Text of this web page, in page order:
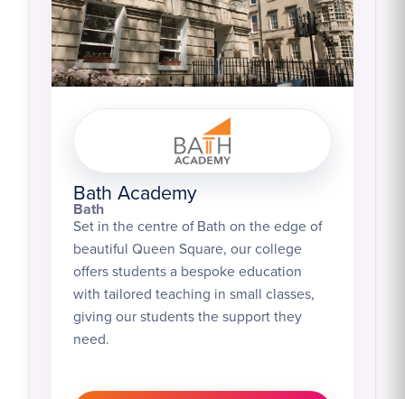
Bath Academy
Bath
Set in the centre of Bath on the edge of
beautiful Queen Square, our college
offers students a bespoke education
with tailored teaching in small classes,
giving our students the support they
need.